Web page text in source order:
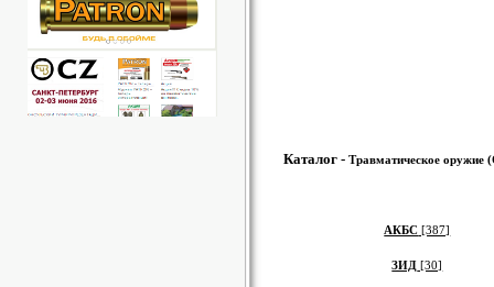
Каталог - Травматическое
АКБС [387]
ЗИД [30]